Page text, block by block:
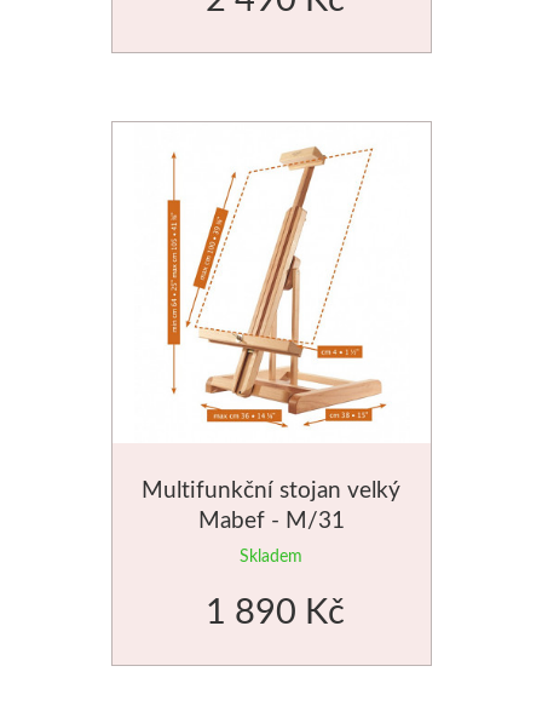
Akvarel
Akryl
Média
Plátna
Sennelier
Olejové pastely
Multifunkční stojan velký
Mabef - M/31
Skladem
1 890 Kč